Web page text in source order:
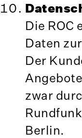
Die
Daten
Der
zwar
Berlin.